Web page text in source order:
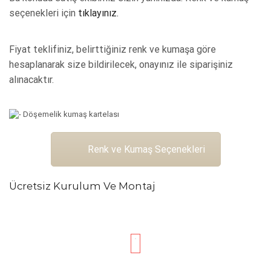
seçenekleri için tıklayınız.
Fiyat teklifiniz, belirttiğiniz renk ve kumaşa göre
hesaplanarak size bildirilecek, onayınız ile siparişiniz
alınacaktır.
Renk ve Kumaş Seçenekleri
Ücretsiz Kurulum Ve Montaj